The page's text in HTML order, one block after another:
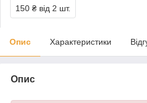
150 ₴ від 2 шт.
Опис Характеристики
Опис